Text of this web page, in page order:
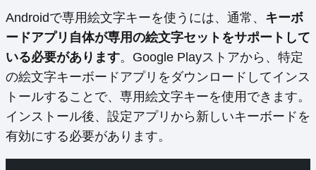
Androidで専用絵文字キーを使うには、通常、 キーボ
ードアプリ自体が専用の絵文字セットをサポートして
いる必要があります。Google Playストアから、特定
の絵文字キーボードアプリをダウンロードしてインス
トールすることで、専用絵文字キーを使用できます。
インストール後、設定アプリから新しいキーボードを
有効にする必要があります。